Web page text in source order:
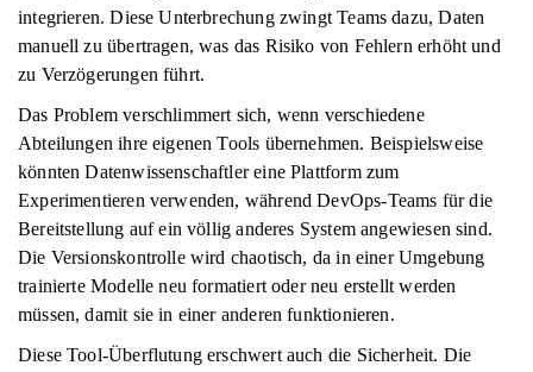
integrieren. Diese Unterbrechung zwingt Teams dazu, Daten
manuell zu übertragen, was das Risiko von Fehlern erhöht und
zu Verzögerungen führt.
Das Problem verschlimmert sich, wenn verschiedene
Abteilungen ihre eigenen Tools übernehmen. Beispielsweise
könnten Datenwissenschaftler eine Plattform zum
Experimentieren verwenden, während DevOps-Teams für die
Bereitstellung auf ein völlig anderes System angewiesen sind.
Die Versionskontrolle wird chaotisch, da in einer Umgebung
trainierte Modelle neu formatiert oder neu erstellt werden
müssen, damit sie in einer anderen funktionieren.
Diese Tool-Überflutung erschwert auch die Sicherheit. Die